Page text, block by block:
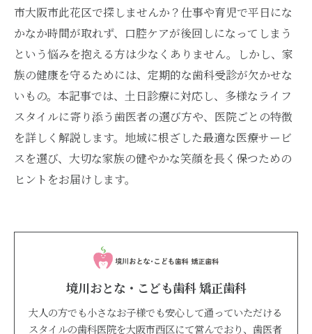
市大阪市此花区で探しませんか？仕事や育児で平日にな
かなか時間が取れず、口腔ケアが後回しになってしまう
という悩みを抱える方は少なくありません。しかし、家
族の健康を守るためには、定期的な歯科受診が欠かせな
いもの。本記事では、土日診療に対応し、多様なライフ
スタイルに寄り添う歯医者の選び方や、医院ごとの特徴
を詳しく解説します。地域に根ざした最適な医療サービ
スを選び、大切な家族の健やかな笑顔を長く保つための
ヒントをお届けします。
境川おとな・こども歯科 矯正歯科
大人の方でも小さなお子様でも安心して通っていただける
スタイルの歯科医院を大阪市西区にて営んでおり、歯医者